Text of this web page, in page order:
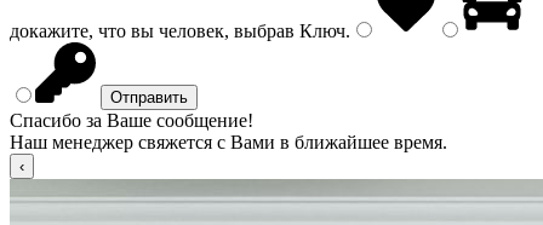
докажите, что вы человек, выбрав Ключ.
Спасибо за Ваше сообщение!
Наш менеджер свяжется с Вами в ближайшее время.